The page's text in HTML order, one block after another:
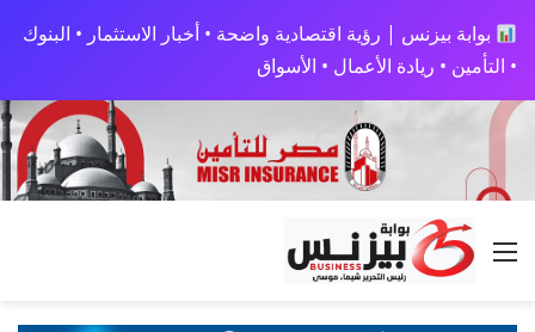
بوابة بيزنس | رؤية اقتصادية واضحة • أخبار الاستثمار • البنوك
• التأمين • ريادة الأعمال • الأسواق
القائمة